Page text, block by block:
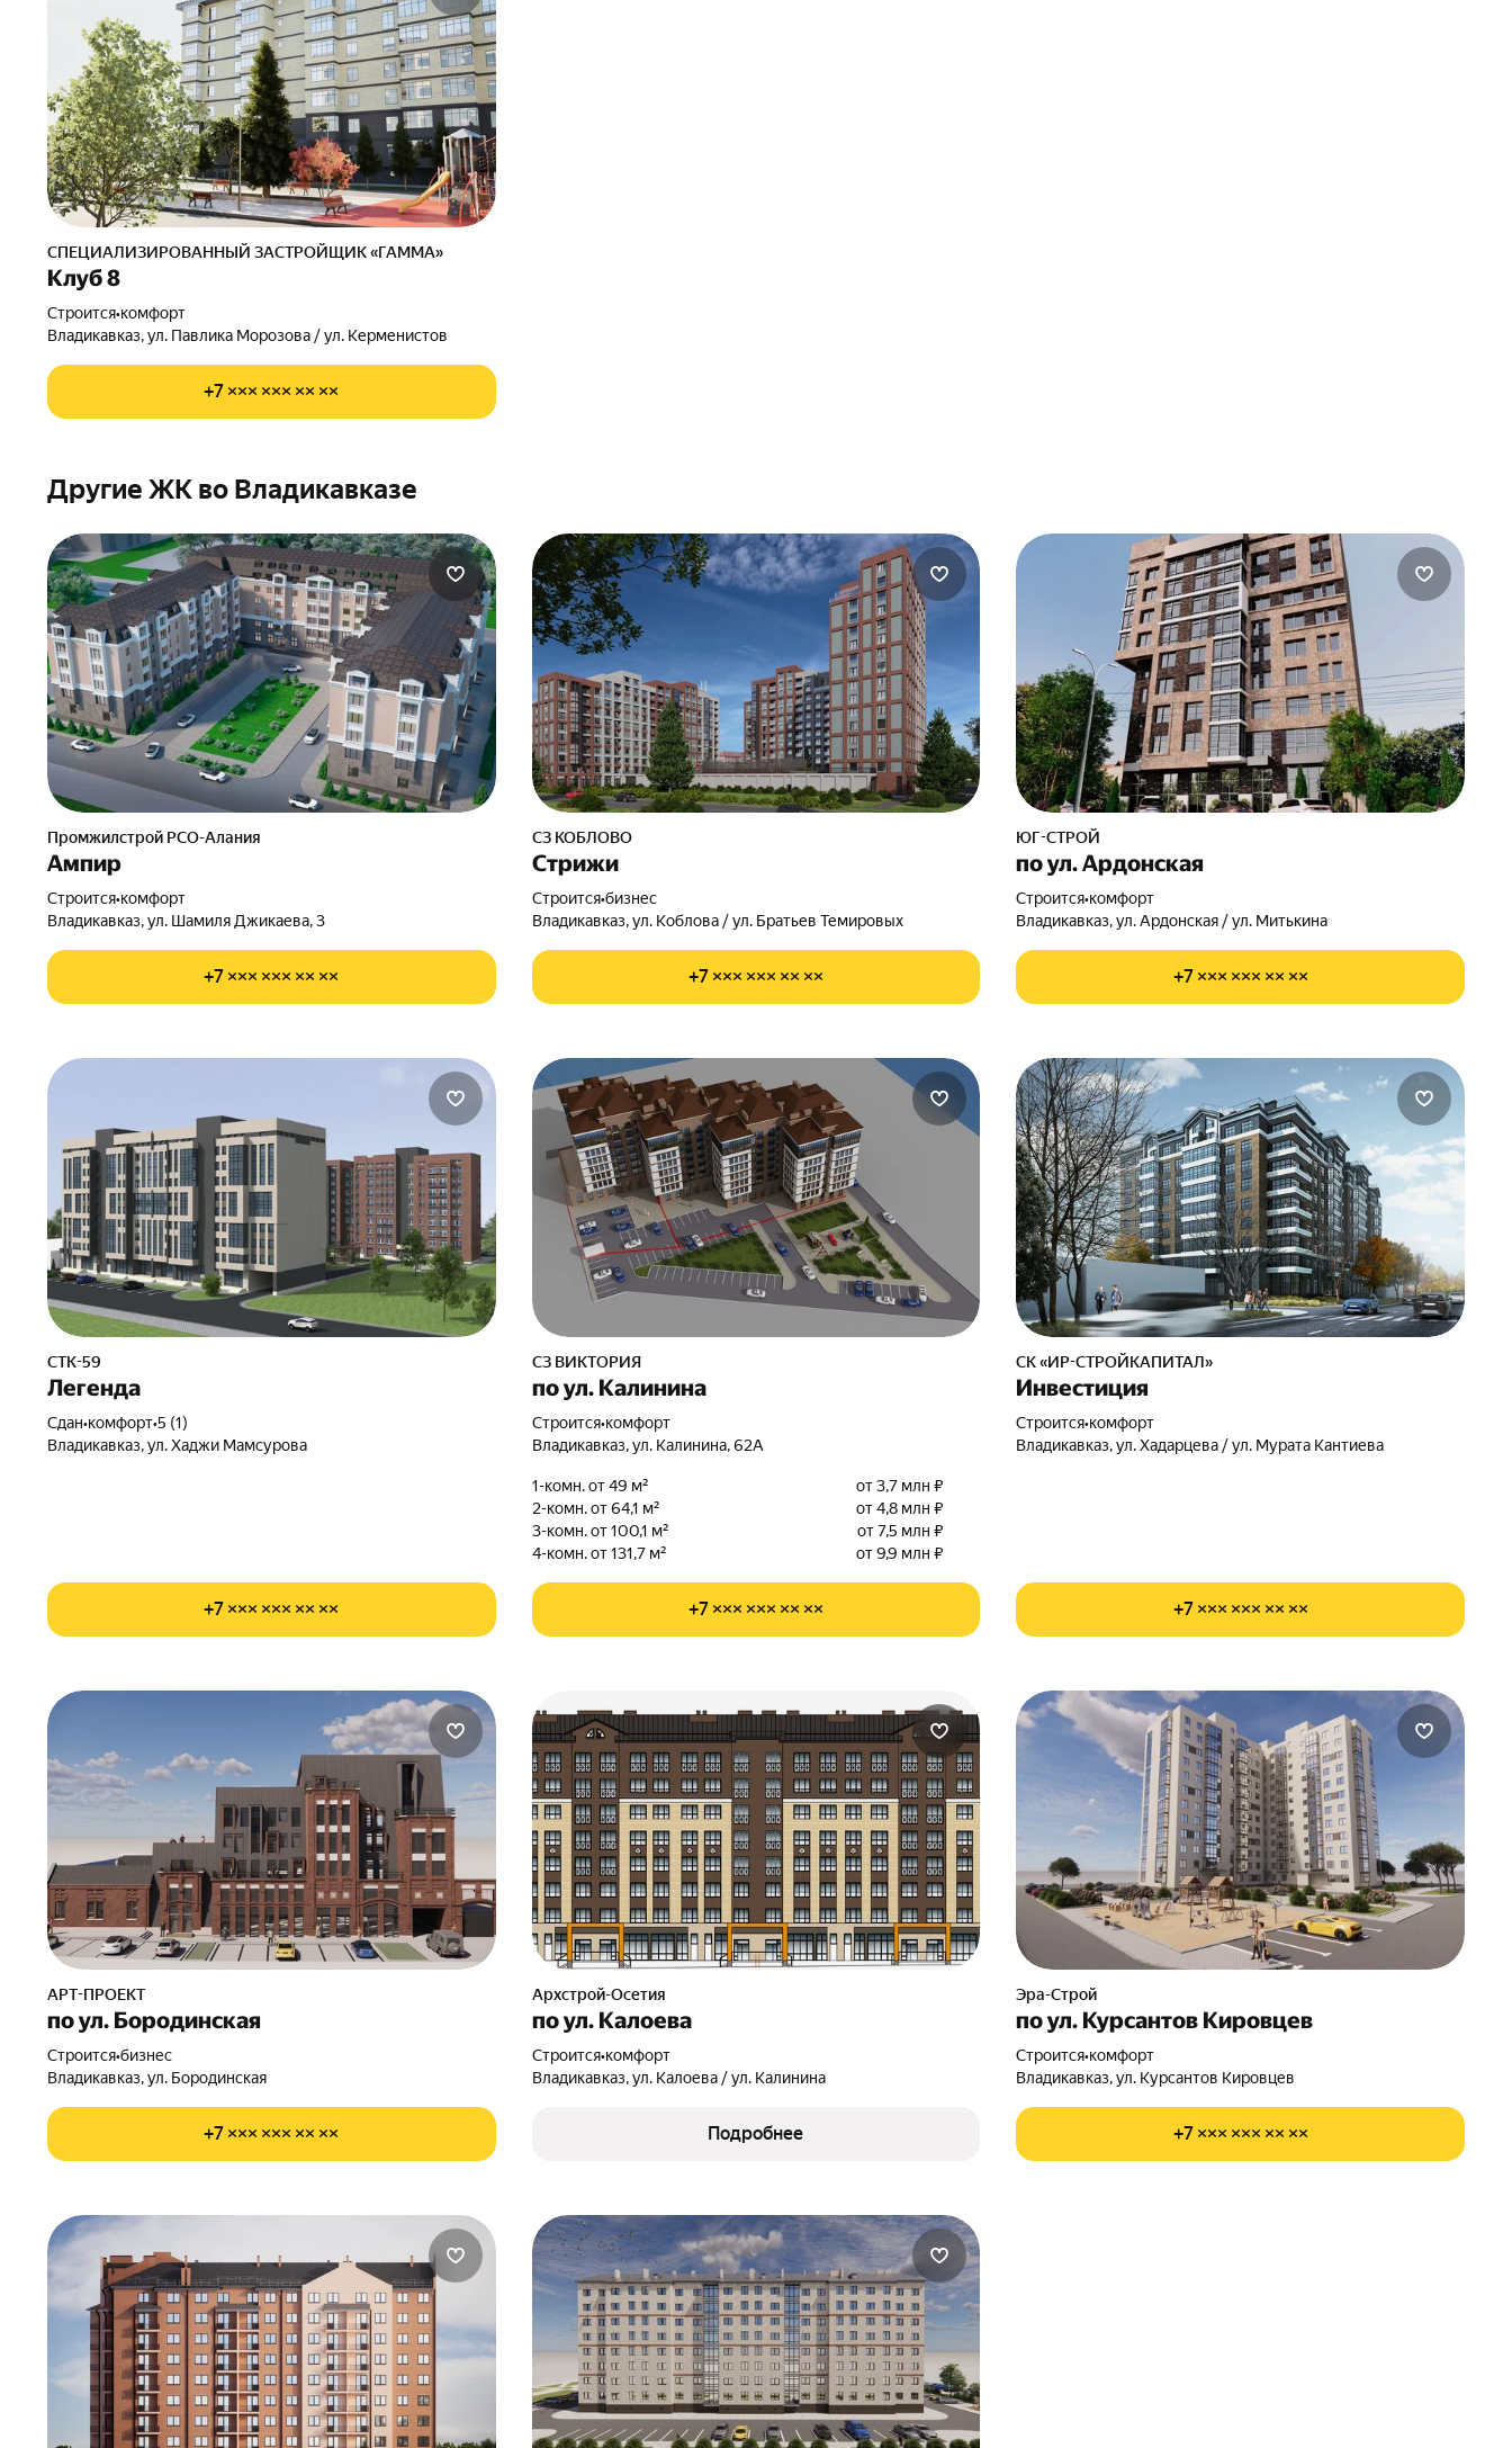
СПЕЦИАЛИЗИРОВАННЫЙ ЗАСТРОЙЩИК «ГАММА»
Клуб 8
Строится•комфорт
Владикавказ, ул. Павлика Морозова / ул. Керменистов
+7 ××× ××× ×× ××
Другие ЖК во Владикавказе
Промжилстрой РСО-Алания
Ампир
Строится•комфорт
Владикавказ, ул. Шамиля Джикаева, 3
+7 ××× ××× ×× ××
СЗ КОБЛОВО
Стрижи
Строится•бизнес
Владикавказ, ул. Коблова / ул. Братьев Темировых
+7 ××× ××× ×× ××
ЮГ-СТРОЙ
по ул. Ардонская
Строится•комфорт
Владикавказ, ул. Ардонская / ул. Митькина
+7 ××× ××× ×× ××
СТК-59
Легенда
Сдан•комфорт•5 (1)
Владикавказ, ул. Хаджи Мамсурова
+7 ××× ××× ×× ××
СЗ ВИКТОРИЯ
по ул. Калинина
Строится•комфорт
Владикавказ, ул. Калинина, 62А
1-комн. от 49 м²
от 3,7 млн ₽
2-комн. от 64,1 м²
от 4,8 млн ₽
3-комн. от 100,1 м²
от 7,5 млн ₽
4-комн. от 131,7 м²
от 9,9 млн ₽
+7 ××× ××× ×× ××
СК «ИР-СТРОЙКАПИТАЛ»
Инвестиция
Строится•комфорт
Владикавказ, ул. Хадарцева / ул. Мурата Кантиева
+7 ××× ××× ×× ××
АРТ-ПРОЕКТ
по ул. Бородинская
Строится•бизнес
Владикавказ, ул. Бородинская
+7 ××× ××× ×× ××
Архстрой-Осетия
по ул. Калоева
Строится•комфорт
Владикавказ, ул. Калоева / ул. Калинина
Подробнее
Эра-Строй
по ул. Курсантов Кировцев
Строится•комфорт
Владикавказ, ул. Курсантов Кировцев
+7 ××× ××× ×× ××